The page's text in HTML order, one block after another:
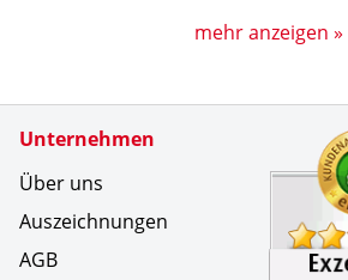
mehr anzeigen »
Unternehmen
Über uns
Auszeichnungen
AGB